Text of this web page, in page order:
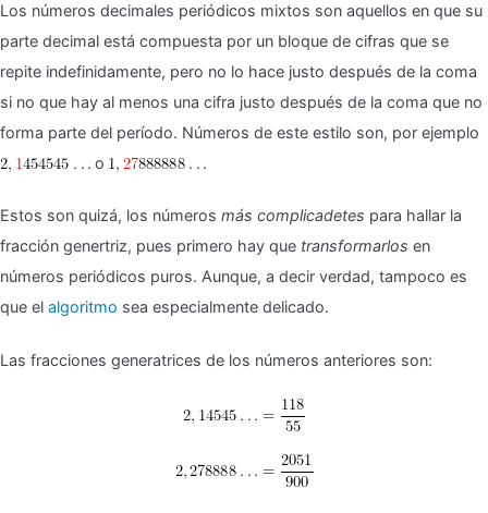
Los números decimales periódicos mixtos son aquellos en que su
parte decimal está compuesta por un bloque de cifras que se
repite indefinidamente, pero no lo hace justo después de la coma
si no que hay al menos una cifra justo después de la coma que no
forma parte del período. Números de este estilo son, por ejemplo
o
Estos son quizá, los números más complicadetes para hallar la
fracción genertriz, pues primero hay que transformarlos en
números periódicos puros. Aunque, a decir verdad, tampoco es
que el algoritmo sea especialmente delicado.
Las fracciones generatrices de los números anteriores son: